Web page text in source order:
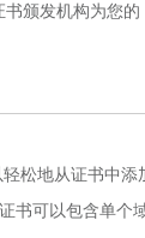
发机构为您的
地从证书中添
可以包含单个